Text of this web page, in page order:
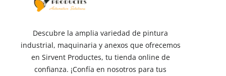
Descubre la amplia variedad de pintura
industrial, maquinaria y anexos que ofrecemos
en Sirvent Productes, tu tienda online de
confianza. ¡Confía en nosotros para tus